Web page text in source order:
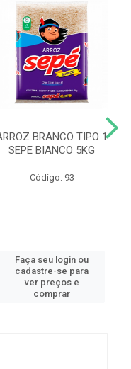
BRANCO TIPO 1
SEPE BIANCO 5KG
Código: 93
Faça seu login ou
cadastre-se para
ver preços e
comprar